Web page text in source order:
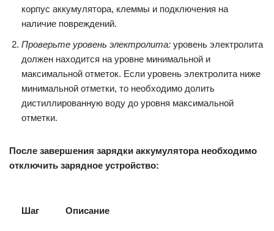
корпус аккумулятора, клеммы и подключения на
наличие повреждений.
Проверьте уровень электролита: уровень электролита
должен находится на уровне минимальной и
максимальной отметок. Если уровень электролита ниже
минимальной отметки, то необходимо долить
дистиллированную воду до уровня максимальной
отметки.
После завершения зарядки аккумулятора необходимо
отключить зарядное устройство:
Шаг Описание